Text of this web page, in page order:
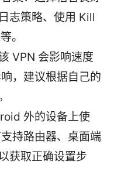
志策略、使用 Kill
。
VPN 会影响速度
，建议根据自己的
外的设备上使
持路由器、桌面端
获取正确设置步